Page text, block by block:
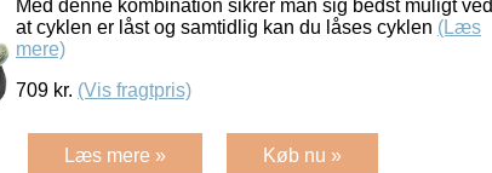
Med denne kombination sikrer man sig bedst muligt ved
at cyklen er låst og samtidlig kan du låses cyklen (Læs
mere)
709 kr. (Vis fragtpris)
Læs mere » Køb nu »